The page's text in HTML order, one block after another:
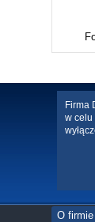
Firma
w celu
O firmie